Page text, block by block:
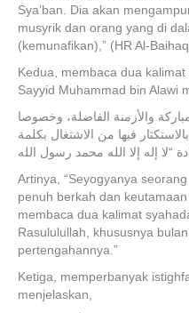
Sya’ban. Dia akan
musyrik dan orang yang di
(kemunafikan),” (HR Al-
Kedua, membaca dua
Sayyid Muhammad bin Alawi
والأزمنة الفاضلة، وخصوصا
فيها من الاشتغال بكلمة
Artinya, “Seyogyanya
penuh berkah dan
membaca dua kalimat
Rasululullah, khususnya
pertengahannya.”
Ketiga, memperbanyak
menjelaskan,